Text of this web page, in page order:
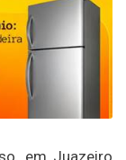
em Juazeiro